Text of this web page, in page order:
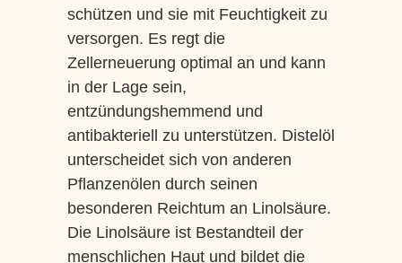
schützen und sie mit Feuchtigkeit zu
versorgen. Es regt die
Zellerneuerung optimal an und kann
in der Lage sein,
entzündungshemmend und
antibakteriell zu unterstützen. Distelöl
unterscheidet sich von anderen
Pflanzenölen durch seinen
besonderen Reichtum an Linolsäure.
Die Linolsäure ist Bestandteil der
menschlichen Haut und bildet die